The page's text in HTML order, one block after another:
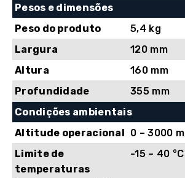
Pesos e dimensões
Peso do produto
5,4 kg
Largura
120 mm
Altura
160 mm
Profundidade
355 mm
Condições ambientais
Altitude operacional
0 – 3000 m
Limite de
temperaturas
-15 – 40 °C